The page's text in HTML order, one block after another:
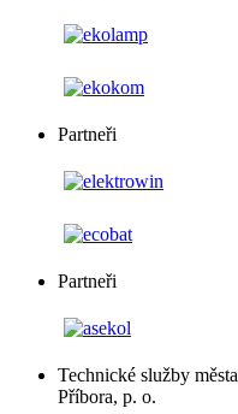
Partneři
Partneři
Technické služby města
Příbora, p. o.